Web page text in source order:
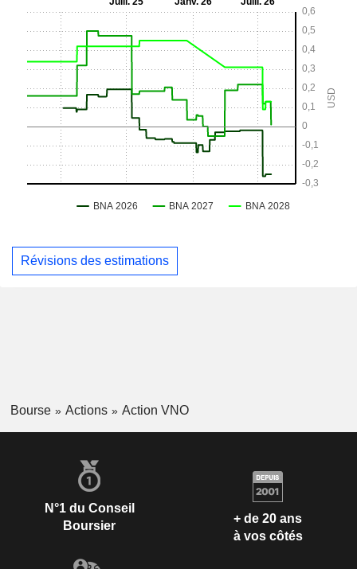
Révisions des estimations
Bourse Actions Action VNO
N°1 du Conseil
Boursier
+ de 20 ans
à vos côtés